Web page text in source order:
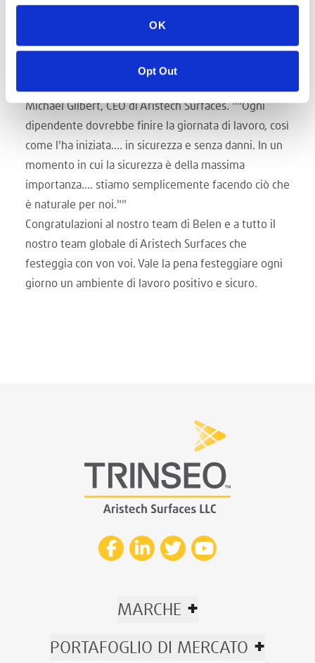
OK
Opt Out
accomuna tutti. Significa prendere misure
precauzionali, stare all'erta, badare ai nostri colleghi
e a noi stessi. Abbiamo un'ottima squadra a Belen, e
non possiamo ripeterlo abbastanza.... LAVORARE IN
Michael Gilbert, CEO di Aristech Surfaces. ""Ogni
dipendente dovrebbe finire la giornata di lavoro, così
come l'ha iniziata.... in sicurezza e senza danni. In un
momento in cui la sicurezza è della massima
importanza.... stiamo semplicemente facendo ciò che
è naturale per noi.""
Congratulazioni al nostro team di Belen e a tutto il
nostro team globale di Aristech Surfaces che
festeggia con von voi. Vale la pena festeggiare ogni
giorno un ambiente di lavoro positivo e sicuro.
MARCHE +
PORTAFOGLIO DI MERCATO +